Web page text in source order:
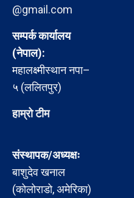
@gmail.com
सम्पर्क कार्यालय
(नेपाल):
महालक्ष्मीस्थान नपा–
५ (ललितपुर)
हाम्रो टीम
संस्थापक/अध्यक्षः
बाशुदेव खनाल
(कोलोराडो, अमेरिका)